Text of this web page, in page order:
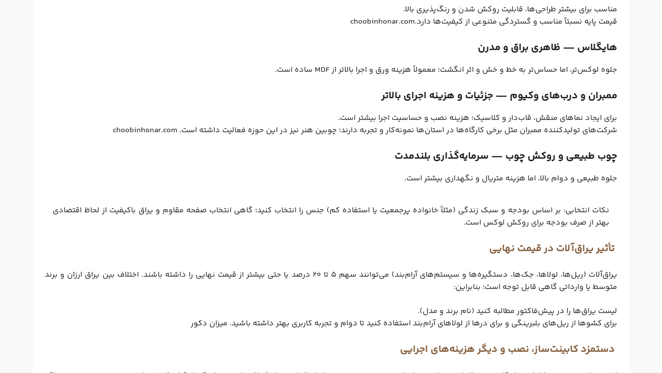
مناسب برای بیشتر طراحی‌ها، قابلیت روکش شدن و رنگ‌پذیری بالا.
قیمت پایه نسبتاً مناسب و گستردگی متنوعی از کیفیت‌ها دارد.choobinhonar.com
هایگلاس — ظاهری براق و مدرن
جلوه لوکس‌تر، اما حساس‌تر به خط و خش و اثر انگشت؛ معمولاً هزینه ورق و اجرا بالاتر از MDF ساده است.
ممبران و درب‌های وکیوم — جزئیات و هزینه اجرای بالاتر
برای ایجاد نماهای منقش، قاب‌دار و کلاسیک؛ هزینه نصب و حساسیت اجرا بیشتر است.
شرکت‌های تولیدکننده ممبران مثل برخی کارگاه‌ها در استان‌ها نمونه‌کار و تجربه دارند؛ چوبین هنر نیز در این حوزه فعالیت داشته است. choobinhonar.com
چوب طبیعی و روکش چوب — سرمایه‌گذاری بلندمدت
جلوه طبیعی و دوام بالا، اما هزینه متریال و نگهداری بیشتر است.
نکات انتخابی: بر اساس بودجه و سبک زندگی (مثلاً خانواده پرجمعیت یا استفاده کم) جنس را انتخاب کنید؛ گاهی انتخاب صفحه مقاوم و یراق باکیفیت از لحاظ اقتصادی
بهتر از صرف بودجه برای روکش لوکس است.
تأثیر یراق‌آلات در قیمت نهایی
یراق‌آلات (ریل‌ها، لولاها، جک‌ها، دستگیره‌ها و سیستم‌های آرام‌بند) می‌توانند سهم ۵ تا ۲۰ درصد یا حتی بیشتر از قیمت نهایی را داشته باشند. اختلاف بین یراق ارزان و برند
متوسط یا وارداتی گاهی قابل توجه است؛ بنابراین:
لیست یراق‌ها را در پیش‌فاکتور مطالبه کنید (نام برند و مدل).
برای کشوها از ریل‌های بلبرینگی و برای درها از لولاهای آرام‌بند استفاده کنید تا دوام و تجربه کاربری بهتر داشته باشید. میزان دکور
دستمزد کابینت‌ساز، نصب و دیگر هزینه‌های اجرایی